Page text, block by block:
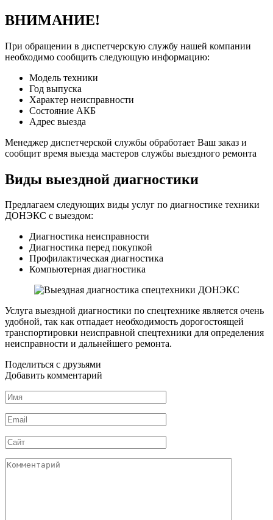
ВНИМАНИЕ!
При обращении в диспетчерскую службу нашей компании
необходимо сообщить следующую информацию:
Модель техники
Год выпуска
Характер неисправности
Состояние АКБ
Адрес выезда
Менеджер диспетчерской службы обработает Ваш заказ и
сообщит время выезда мастеров службы выездного ремонта
Виды выездной диагностики
Предлагаем следующих виды услуг по диагностике техники
ДОНЭКС с выездом:
Диагностика неисправности
Диагностика перед покупкой
Профилактическая диагностика
Компьютерная диагностика
Услуга выездной диагностики по спецтехнике является очень
удобной, так как отпадает необходимость дорогостоящей
транспортировки неисправной спецтехники для определения
неисправности и дальнейшего ремонта.
Поделиться с друзьями
Добавить комментарий
Имя
*
Email
*
Сайт
Комментарий